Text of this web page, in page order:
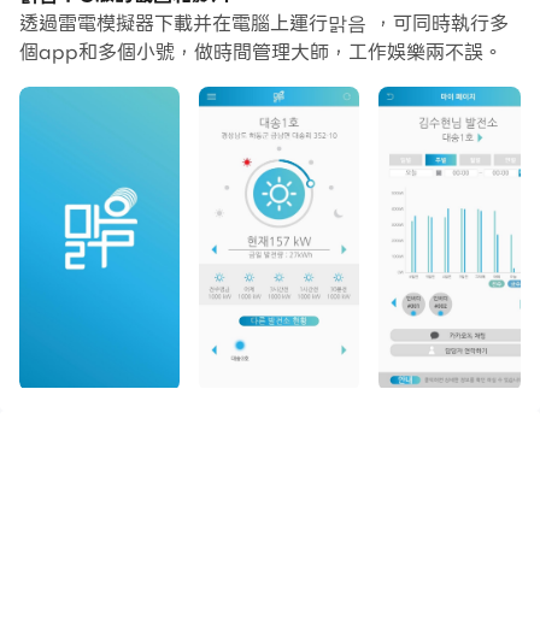
透過雷電模擬器下載并在電腦上運行맑음 ，可同時執行多
個app和多個小號，做時間管理大師，工作娛樂兩不誤。